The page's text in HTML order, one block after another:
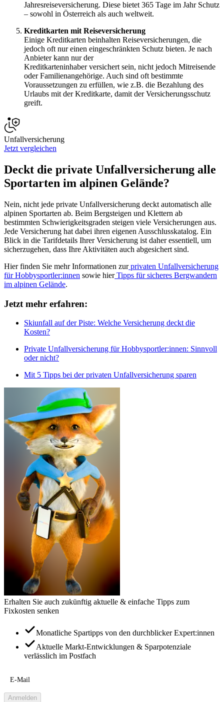
Jahresreiseversicherung. Diese bietet 365 Tage im Jahr Schutz
– sowohl in Österreich als auch weltweit.
Kreditkarten mit Reiseversicherung
Einige Kreditkarten beinhalten Reiseversicherungen, die
jedoch oft nur einen eingeschränkten Schutz bieten. Je nach
Anbieter kann nur der
Kreditkarteninhaber versichert sein, nicht jedoch Mitreisende
oder Familienangehörige. Auch sind oft bestimmte
Voraussetzungen zu erfüllen, wie z.B. die Bezahlung des
Urlaubs mit der Kreditkarte, damit der Versicherungsschutz
greift.
Unfallversicherung
Jetzt vergleichen
Deckt die private Unfallversicherung alle
Sportarten im alpinen Gelände?
Nein, nicht jede private Unfallversicherung deckt automatisch alle
alpinen Sportarten ab. Beim Bergsteigen und Klettern ab
bestimmten Schwierigkeitsgraden steigen viele Versicherungen aus.
Jede Versicherung hat dabei ihren eigenen Ausschlusskatalog. Ein
Blick in die Tarifdetails Ihrer Versicherung ist daher essentiell, um
sicherzugehen, dass Ihre Aktivitäten auch abgesichert sind.
Hier finden Sie mehr Informationen zurprivaten Unfallversicherung
für Hobbysportler:innen sowie hierTipps für sicheres Bergwandern
im alpinen Gelände.
Jetzt mehr erfahren:
Skiunfall auf der Piste: Welche Versicherung deckt die
Kosten?
Private Unfallversicherung für Hobbysportler:innen: Sinnvoll
oder nicht?
Mit 5 Tipps bei der privaten Unfallversicherung sparen
Erhalten Sie auch zukünftig aktuelle & einfache Tipps zum
Fixkosten senken
Monatliche Spartipps von den durchblicker Expert:innen
Aktuelle Markt-Entwicklungen & Sparpotenziale
verlässlich im Postfach
E-Mail
Anmelden